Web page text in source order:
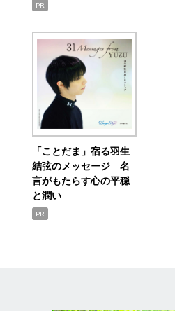
PR
「ことだま」宿る羽生
結弦のメッセージ 名
言がもたらす心の平穏
と潤い
PR